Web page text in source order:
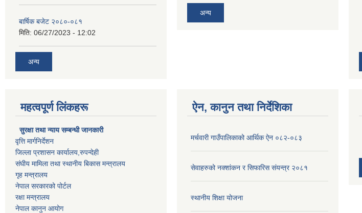
बार्षिक बजेट २०८०-०८१
मिति: 06/27/2023 - 12:02
अन्य
अन्य
महत्वपूर्ण लिंकहरू
सुरक्षा तथा न्याय सम्बन्धी जानकारी
वृत्ति मार्गनिर्देशन
जिल्ला प्रशासन कार्यालय,रुपन्देही
संघीय मामिला तथा स्थानीय बिकास मन्त्रालय
गृह मन्त्रालय
नेपाल सरकारको पोर्टल
रक्षा मन्त्रालय
नेपाल कानुन आयोग
ऐन, कानुन तथा निर्देशिका
मर्चवारी गाउँपालिकाको आर्थिक ऐन ०८२-०८३
सेवाहरुको नक्शांकन र सिफारिस संयन्त्र २०८१
स्थानीय शिक्षा योजना